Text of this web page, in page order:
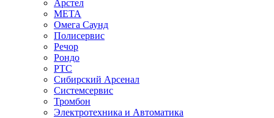
Арстел
МЕТА
Омега Саунд
Полисервис
Речор
Рондо
РТС
Сибирский Арсенал
Системсервис
Тромбон
Электротехника и Автоматика